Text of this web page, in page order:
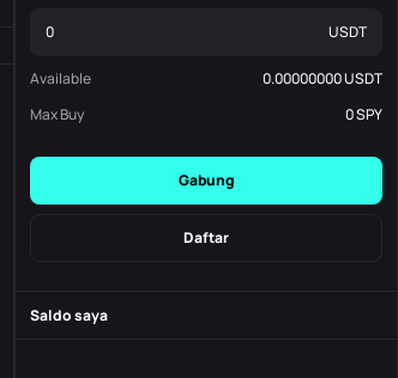
USDT
Available 0.00000000USDT
Max Buy
0SPY
Gabung
Daftar
Saldo saya